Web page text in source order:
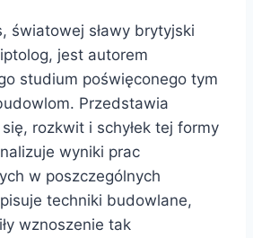
światowej sławy brytyjski
jest autorem
studium poświęconego tym
Przedstawia
rozkwit i schyłek tej formy
wyniki prac
w poszczególnych
techniki budowlane,
wznoszenie tak